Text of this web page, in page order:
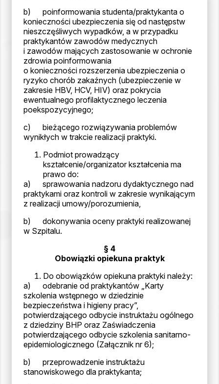
b) poinformowania studenta/praktykanta o
konieczności ubezpieczenia się od następstw
nieszczęśliwych wypadków, a w przypadku
praktykantów zawodów medycznych
i zawodów mających zastosowanie w ochronie
zdrowia poinformowania
o konieczności rozszerzenia ubezpieczenia o
ryzyko chorób zakaźnych (ubezpieczenie w
zakresie HBV, HCV, HIV) oraz pokrycia
ewentualnego profilaktycznego leczenia
poekspozycyjnego;
c) bieżącego rozwiązywania problemów
wynikłych w trakcie realizacji praktyki.
Podmiot prowadzący
kształcenie/organizator kształcenia ma
prawo do:
a) sprawowania nadzoru dydaktycznego nad
praktykami oraz kontroli w zakresie wynikającym
z realizacji umowy/porozumienia,
b) dokonywania oceny praktyki realizowanej
w Szpitalu.
§ 4
Obowiązki opiekuna praktyk
Do obowiązków opiekuna praktyki należy:
a) odebranie od praktykantów „Karty
szkolenia wstępnego w dziedzinie
bezpieczeństwa i higieny pracy”,
potwierdzającego odbycie instruktażu ogólnego
z dziedziny BHP oraz Zaświadczenia
potwierdzającego odbycie szkolenia sanitarno-
epidemiologicznego (Załącznik nr 6);
b) przeprowadzenie instruktażu
stanowiskowego dla praktykanta;